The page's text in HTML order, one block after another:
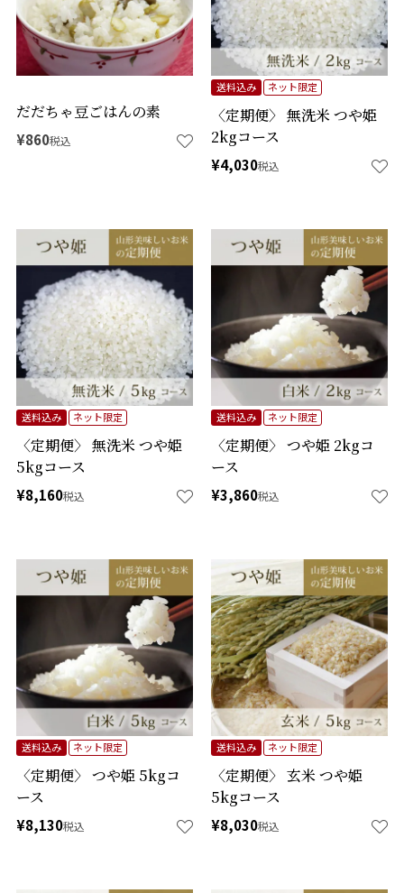
だだちゃ豆ごはんの素
¥860税込
〈定期便〉 無洗米 つや姫
2kgコース
送料込み ネット限定
¥4,030税込
〈定期便〉 無洗米 つや姫
5kgコース
送料込み ネット限定
¥8,160税込
〈定期便〉 つや姫 2kgコ
ース
送料込み ネット限定
¥3,860税込
〈定期便〉 つや姫 5kgコ
ース
送料込み ネット限定
¥8,130税込
〈定期便〉 玄米 つや姫
5kgコース
送料込み ネット限定
¥8,030税込